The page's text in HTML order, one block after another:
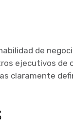
de
ejecutivos de
claramente